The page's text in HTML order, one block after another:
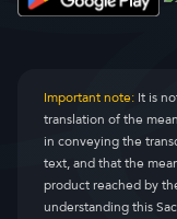
Important note:It is
translation of the
in conveying the
text, and that the
product reached by
understanding this